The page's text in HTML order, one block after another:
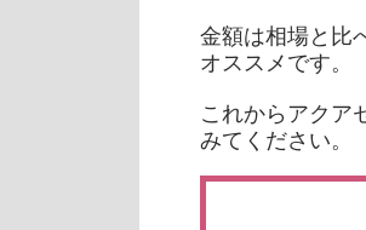
金額は相場と比
オススメです。
これからアクア
みてください。